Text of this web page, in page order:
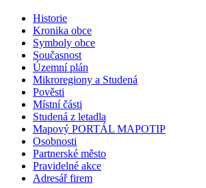
Historie
Kronika obce
Symboly obce
Současnost
Územní plán
Mikroregiony a Studená
Pověsti
Místní části
Studená z letadla
Mapový PORTÁL MAPOTIP
Osobnosti
Partnerské město
Pravidelné akce
Adresář firem